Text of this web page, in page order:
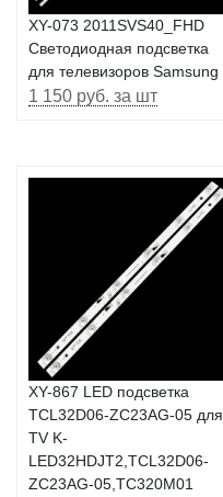
XY-073 2011SVS40_FHD
Светодиодная подсветка
для телевизоров Samsung
1 150 руб. за шт
XY-867 LED подсветка
TCL32D06-ZC23AG-05 для
TV K-
LED32HDJT2,TCL32D06-
ZC23AG-05,TC320M01